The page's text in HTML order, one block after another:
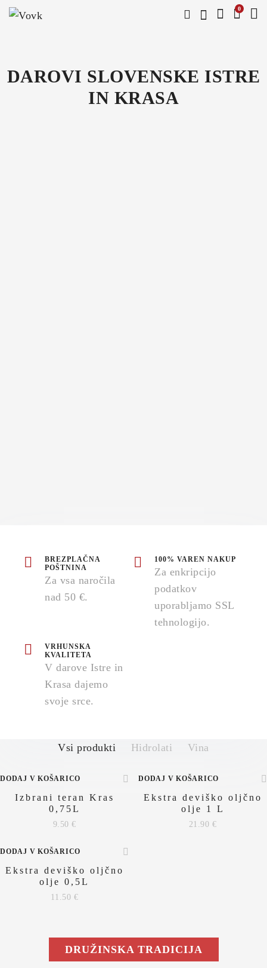
0
DAROVI SLOVENSKE ISTRE
IN KRASA
BREZPLAČNA
POŠTNINA
Za vsa naročila
nad 50 €.
100% VAREN NAKUP
Za enkripcijo
podatkov
uporabljamo SSL
tehnologijo.
VRHUNSKA
KVALITETA
V darove Istre in
Krasa dajemo
svoje srce.
Vsi produkti Hidrolati Vina
DODAJ V KOŠARICO
Izbrani teran Kras
0,75L
9.50 €
DODAJ V KOŠARICO
Ekstra deviško oljčno
olje 1 L
21.90 €
DODAJ V KOŠARICO
Ekstra deviško oljčno
olje 0,5L
11.50 €
DRUŽINSKA TRADICIJA